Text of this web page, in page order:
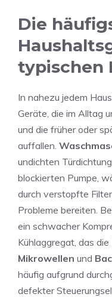
Die
typischen
In nahezu jedem
Geräte, die im Alltag
und die früher oder
auffallen.
undichten
blockierten Pumpe,
durch verstopfte
Probleme bereiten.
ein schwacher
Kühlaggregat, das
Mikrowellen und
häufig aufgrund
defekter